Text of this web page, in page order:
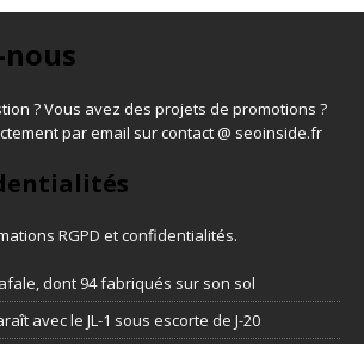
? Vous avez des projets de promotions ?
par email sur contact @ seoinside.fr
RGPD et confidentialités.
dont 94 fabriqués sur son sol
avec le JL-1 sous escorte de J-20